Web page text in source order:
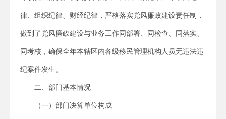
律、组织纪律、财经纪律，严格落实党风廉政建设责任制，
做到了党风廉政建设与业务工作同部署、同检查、同落实、
同考核，确保全年本辖区内各级移民管理机构人员无违法违
纪案件发生。
二、部门基本情况
（一）部门决算单位构成